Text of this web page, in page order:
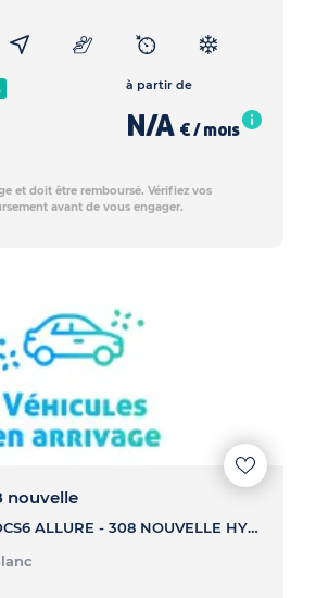
à partir de
N/A € / mois
et doit être remboursé. Vérifiez vos
avant de vous engager.
nouvelle
HYBRID 145 E-DCS6 ALLURE - 308 NOUVELLE HYBRID 145 E-DCS6 ALLURE